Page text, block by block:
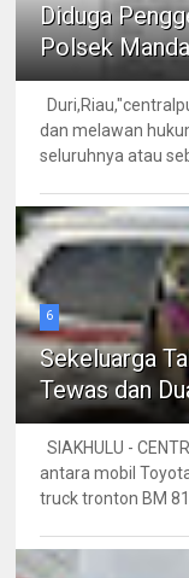
Diduga
Polsek
dan melawan
seluruhnya atau
6
Sekeluarga
Tewas dan
SIAKHULU -
antara mobil
truck tronton BM